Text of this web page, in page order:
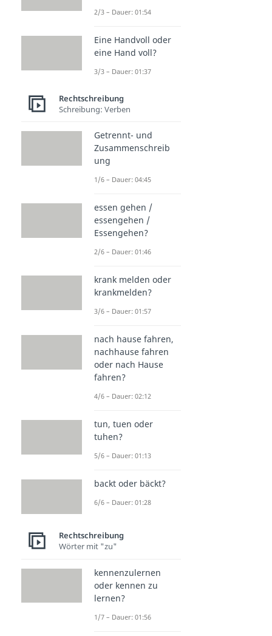
2/3 – Dauer: 01:54
Eine Handvoll oder
eine Hand voll?
3/3 – Dauer: 01:37
Rechtschreibung
Schreibung: Verben
Getrennt- und
Zusammenschreib
ung
1/6 – Dauer: 04:45
essen gehen /
essengehen /
Essengehen?
2/6 – Dauer: 01:46
krank melden oder
krankmelden?
3/6 – Dauer: 01:57
nach hause fahren,
nachhause fahren
oder nach Hause
fahren?
4/6 – Dauer: 02:12
tun, tuen oder
tuhen?
5/6 – Dauer: 01:13
backt oder bäckt?
6/6 – Dauer: 01:28
Rechtschreibung
Wörter mit "zu"
kennenzulernen
oder kennen zu
lernen?
1/7 – Dauer: 01:56